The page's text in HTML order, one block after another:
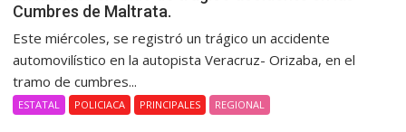
Cumbres de Maltrata.
Este miércoles, se registró un trágico un accidente
automovilístico en la autopista Veracruz- Orizaba, en el
tramo de cumbres...
ESTATAL POLICIACA PRINCIPALES REGIONAL